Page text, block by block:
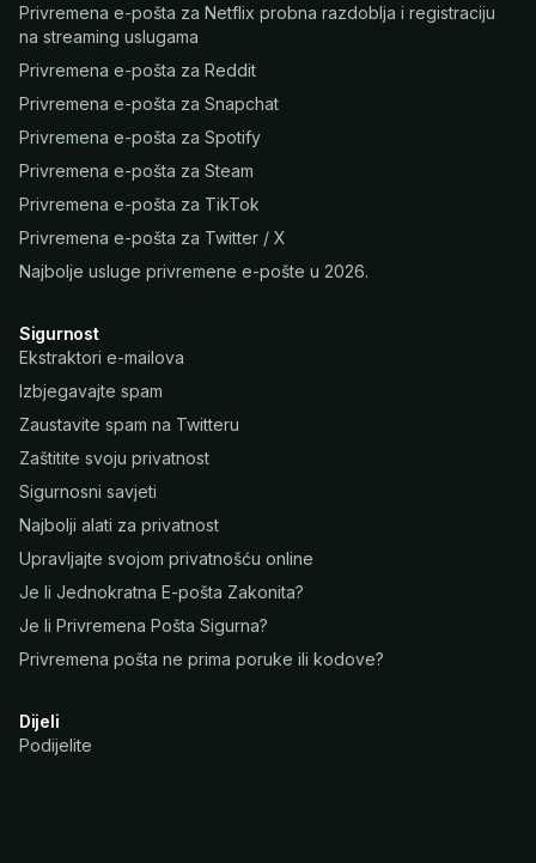
Privremena e-pošta za Netflix probna razdoblja i registraciju
na streaming uslugama
Privremena e-pošta za Reddit
Privremena e-pošta za Snapchat
Privremena e-pošta za Spotify
Privremena e-pošta za Steam
Privremena e-pošta za TikTok
Privremena e-pošta za Twitter / X
Najbolje usluge privremene e-pošte u 2026.
Sigurnost
Ekstraktori e-mailova
Izbjegavajte spam
Zaustavite spam na Twitteru
Zaštitite svoju privatnost
Sigurnosni savjeti
Najbolji alati za privatnost
Upravljajte svojom privatnošću online
Je li Jednokratna E-pošta Zakonita?
Je li Privremena Pošta Sigurna?
Privremena pošta ne prima poruke ili kodove?
Dijeli
Podijelite